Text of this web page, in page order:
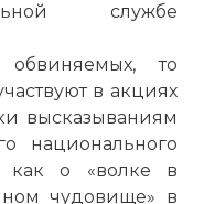
службе
обвиняемых, то
в акциях
высказываниям
национального
как о «волке в
чудовище» в
в